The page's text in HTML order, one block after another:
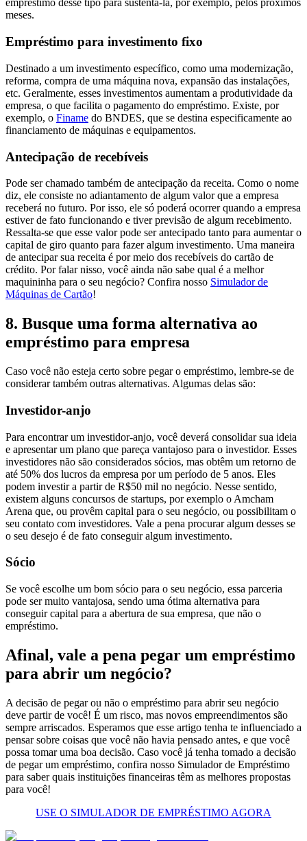
empréstimo desse tipo para sustentá-la, por exemplo, pelos próximos
meses.
Empréstimo para investimento fixo
Destinado a um investimento específico, como uma modernização,
reforma, compra de uma máquina nova, expansão das instalações,
etc. Geralmente, esses investimentos aumentam a produtividade da
empresa, o que facilita o pagamento do empréstimo. Existe, por
exemplo, o Finame do BNDES, que se destina especificamente ao
financiamento de máquinas e equipamentos.
Antecipação de recebíveis
Pode ser chamado também de antecipação da receita. Como o nome
diz, ele consiste no adiantamento de algum valor que a empresa
receberá no futuro. Por isso, ele só poderá ocorrer quando a empresa
estiver de fato funcionando e tiver previsão de algum recebimento.
Ressalta-se que esse valor pode ser antecipado tanto para aumentar o
capital de giro quanto para fazer algum investimento. Uma maneira
de antecipar sua receita é por meio dos recebíveis do cartão de
crédito. Por falar nisso, você ainda não sabe qual é a melhor
maquininha para o seu negócio? Confira nosso Simulador de
Máquinas de Cartão!
8. Busque uma forma alternativa ao
empréstimo para empresa
Caso você não esteja certo sobre pegar o empréstimo, lembre-se de
considerar também outras alternativas. Algumas delas são:
Investidor-anjo
Para encontrar um investidor-anjo, você deverá consolidar sua ideia
e apresentar um plano que pareça vantajoso para o investidor. Esses
investidores não são considerados sócios, mas obtêm um retorno de
até 50% dos lucros da empresa por um período de 5 anos. Eles
podem investir a partir de R$50 mil no negócio. Nesse sentido,
existem alguns concursos de startups, por exemplo o Amcham
Arena que, ou provêm capital para o seu negócio, ou possibilitam o
seu contato com investidores. Vale a pena procurar algum desses se
o seu desejo é de fato conseguir algum investimento.
Sócio
Se você escolhe um bom sócio para o seu negócio, essa parceria
pode ser muito vantajosa, sendo uma ótima alternativa para
conseguir capital para a abertura de sua empresa, que não o
empréstimo.
Afinal, vale a pena pegar um empréstimo
para abrir um negócio?
A decisão de pegar ou não o empréstimo para abrir seu negócio
deve partir de você! É um risco, mas novos empreendimentos são
sempre arriscados. Esperamos que esse artigo tenha te influenciado a
pensar sobre coisas que você não havia pensado antes, e que você
possa tomar uma boa decisão. Caso você já tenha tomado a decisão
de pegar um empréstimo, confira nosso Simulador de Empréstimo
para saber quais instituições financeiras têm as melhores propostas
para você!
USE O SIMULADOR DE EMPRÉSTIMO AGORA